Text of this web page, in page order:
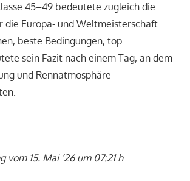
45–49 bedeutete zugleich die
die Europa- und Weltmeisterschaft.
beste Bedingungen, top
sein Fazit nach einem Tag, an dem
und Rennatmosphäre
vom 15. Mai ’26 um 07:21 h